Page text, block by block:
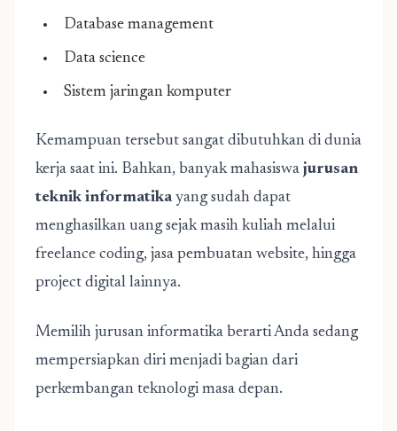
Database management
Data science
Sistem jaringan komputer
Kemampuan tersebut sangat dibutuhkan di dunia
kerja saat ini. Bahkan, banyak mahasiswa jurusan
teknik informatikayang sudah dapat
menghasilkan uang sejak masih kuliah melalui
freelance coding, jasa pembuatan website, hingga
project digital lainnya.
Memilih jurusan informatika berarti Anda sedang
mempersiapkan diri menjadi bagian dari
perkembangan teknologi masa depan.